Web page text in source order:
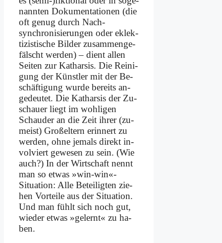
nann­ten Do­ku­men­ta­tio­nen (die
oft ge­nug durch Nach­
synchronisierungen oder ek­lek­
ti­zi­sti­sche Bil­der zu­sam­men­ge­
fälscht wer­den) – dient al­len
Sei­ten zur Ka­thar­sis. Die Rei­ni­
gung der Künst­ler mit der Be­
schäf­ti­gung wur­de be­reits an­
ge­deu­tet. Die Ka­thar­sis der Zu­
schau­er liegt im woh­li­gen
Schau­der an die Zeit ih­rer (zu­
meist) Groß­el­tern er­in­nert zu
wer­den, oh­ne je­mals di­rekt in­
vol­viert ge­we­sen zu sein. (Wie
auch?) In der Wirt­schaft nennt
man so et­was »win-win«-
Situation: Al­le Be­tei­lig­ten zie­
hen Vor­tei­le aus der Si­tua­ti­on.
Und man fühlt sich noch gut,
wie­der et­was »ge­lernt« zu ha­
ben.